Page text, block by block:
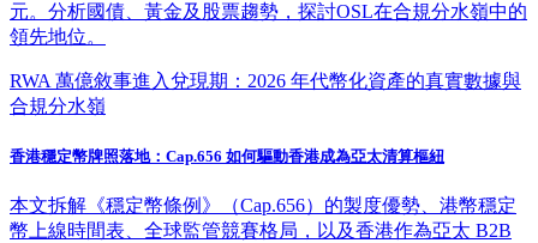
元。分析國債、黃金及股票趨勢，探討OSL在合規分水嶺中的
領先地位。
RWA 萬億敘事進入兌現期：2026 年代幣化資產的真實數據與
合規分水嶺
香港穩定幣牌照落地：Cap.656 如何驅動香港成為亞太清算樞紐
本文拆解《穩定幣條例》（Cap.656）的製度優勢、港幣穩定
幣上線時間表、全球監管競賽格局，以及香港作為亞太 B2B